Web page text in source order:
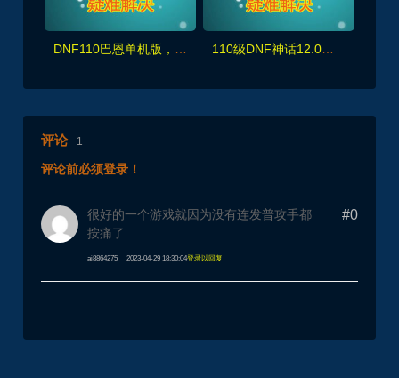
110级DNF神话12.0版 真女鬼剑龙之庭院机械七战神龙之怒+完整主线任务剧情，带视频教程
评论 1
评论前必须登录！
#0
很好的一个游戏就因为没有连发普攻手都
按痛了
ai8864275 2023-04-29 18:30:04登录以回复